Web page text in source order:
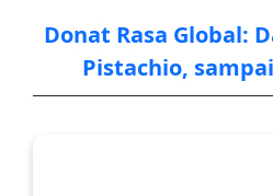
Donat Rasa Global:
Pistachio,